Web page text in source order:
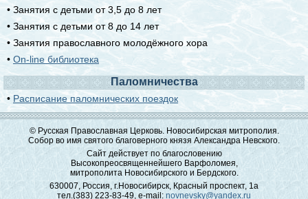
• Занятия с детьми от 3,5 до 8 лет
• Занятия с детьми от 8 до 14 лет
• Занятия православного молодёжного хора
• On-line библиотека
Паломничества
• Расписание паломнических поездок
© Русская Православная Церковь. Новосибирская митрополия.
Собор во имя святого благоверного князя Александра Невского.
Сайт действует по благословению
Высокопреосвященнейшего Варфоломея,
митрополита Новосибирского и Бердского.
630007, Россия, г.Новосибирск, Красный проспект, 1а
тел.(383) 223-83-49, e-mail: novnevsky@yandex.ru